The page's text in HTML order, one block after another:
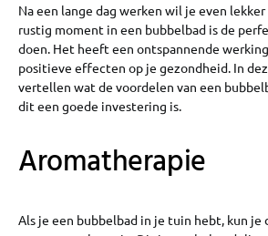
Na een lange dag werken wil je even
rustig moment in een bubbelbad is de
doen. Het heeft een ontspannende
positieve effecten op je gezondheid. In
vertellen wat de voordelen van een
dit een goede investering is.
Aromatherapie
Als je een bubbelbad in je tuin hebt, kun je